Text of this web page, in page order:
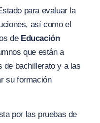
para evaluar la
así como el
de Educación
que están a
de bachillerato y a las
su formación
por las pruebas de